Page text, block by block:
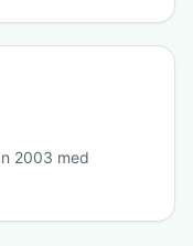
2003 med